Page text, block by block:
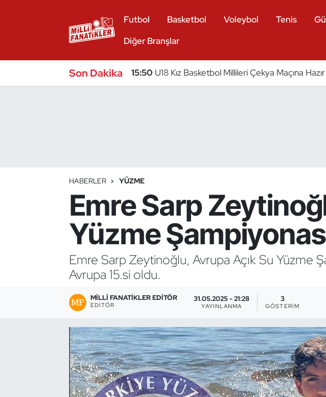
Futbol Basketbol Voleybol Tenis
Diğer Branşlar
Son Dakika 15:50 U18 Kız Basketbol Millileri Çekya Maçına Hazır
HABERLER YÜZME
Emre Sarp
Yüzme
Emre Sarp Zeytinoğlu, Avrupa Açık Su Yüzme
Avrupa 15.si oldu.
MILLI FANATIKLER EDITÖR
EDITÖR
31.05.2025 - 21:28
YAYINLANMA
3
GÖSTERIM
Bocce Bowling Dart
Buz Hokeyi
Buz Pateni
Çim Hokeyi